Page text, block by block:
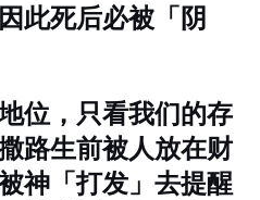
此死后必被「阴
位， 只看我们的存
路生前被人放在财
神「打发」去提醒